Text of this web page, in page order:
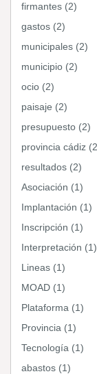
firmantes (2)
gastos (2)
municipales (2)
municipio (2)
ocio (2)
paisaje (2)
presupuesto (2)
provincia cádiz
resultados (2)
Asociación (1)
Implantación (1)
Inscripción (1)
Interpretación (1)
Lineas (1)
MOAD (1)
Plataforma (1)
Provincia (1)
Tecnología (1)
abastos (1)